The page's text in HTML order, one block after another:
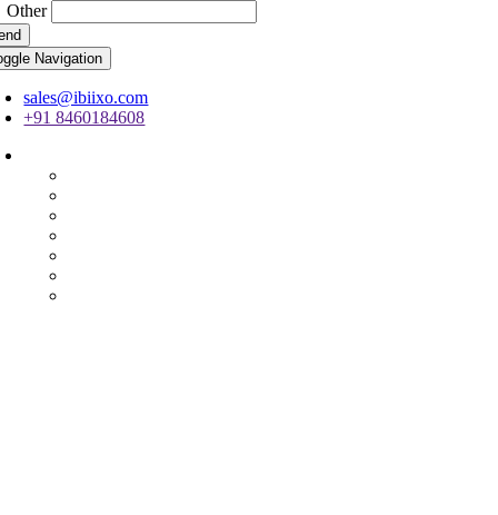
Other
Navigation
sales@ibiixo.com
+91 8460184608